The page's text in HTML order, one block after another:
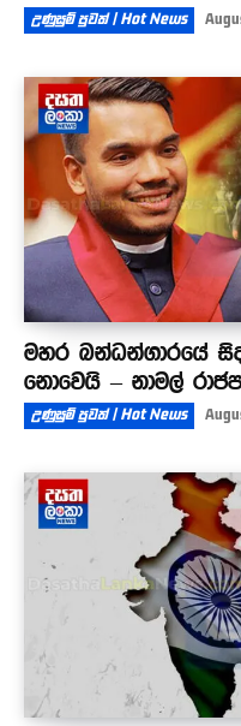
උණුසුම් පුවත් | Hot News
මහර බන්ධන්ගාරයේ
නොවෙයි – නාමල්
උණුසුම් පුවත් | Hot News